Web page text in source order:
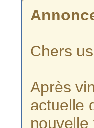
Chers
Après
actuelle
nouvelle